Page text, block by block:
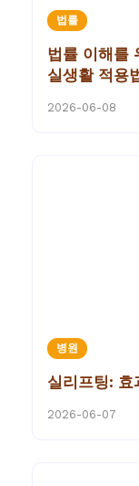
법률
법률 이해를
실생활 적용
2026-06-08
병원
실리프팅: 효
2026-06-07